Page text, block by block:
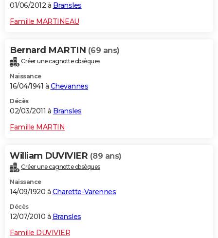
01/06/2012 à Bransles
Famille MARTINEAU
Bernard MARTIN (69 ans)
Créer une cagnotte obsèques
Naissance
16/04/1941 à Chevannes
Décès
02/03/2011 à Bransles
Famille MARTIN
William DUVIVIER (89 ans)
Créer une cagnotte obsèques
Naissance
14/09/1920 à Charette-Varennes
Décès
12/07/2010 à Bransles
Famille DUVIVIER